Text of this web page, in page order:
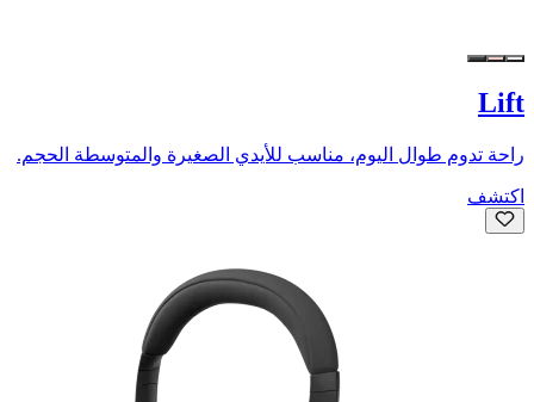
Lift
راحة تدوم طوال اليوم، مناسب للأيدي الصغيرة والمتوسطة الحجم.
اكتشف